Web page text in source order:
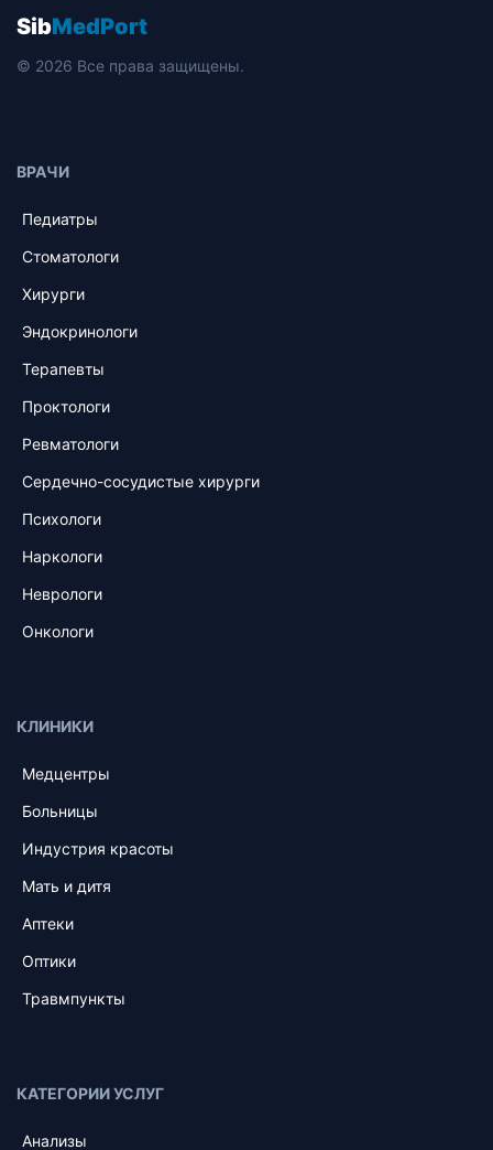
SibMedPort
© 2026 Все права защищены.
ВРАЧИ
Педиатры
Стоматологи
Хирурги
Эндокринологи
Терапевты
Проктологи
Ревматологи
Сердечно-сосудистые хирурги
Психологи
Наркологи
Неврологи
Онкологи
КЛИНИКИ
Медцентры
Больницы
Индустрия красоты
Мать и дитя
Аптеки
Оптики
Травмпункты
КАТЕГОРИИ УСЛУГ
Анализы